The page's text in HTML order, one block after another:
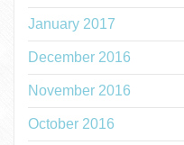
January 2017
December 2016
November 2016
October 2016